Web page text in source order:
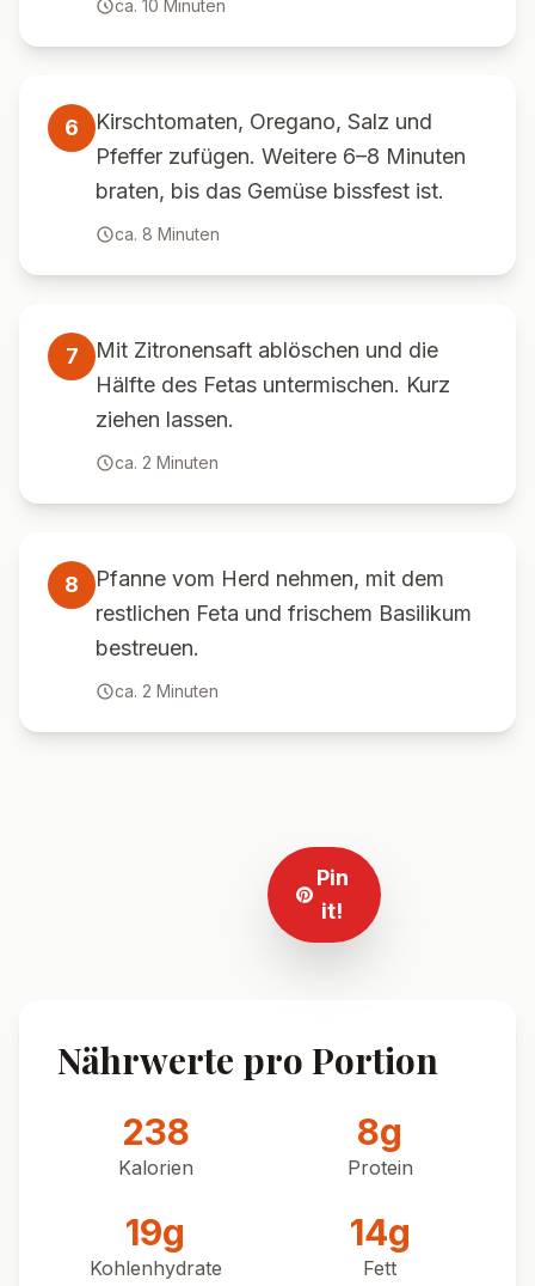
ca. 10 Minuten
6
Kirschtomaten, Oregano, Salz und
Pfeffer zufügen. Weitere 6–8 Minuten
braten, bis das Gemüse bissfest ist.
ca. 8 Minuten
7
Mit Zitronensaft ablöschen und die
Hälfte des Fetas untermischen. Kurz
ziehen lassen.
ca. 2 Minuten
8
Pfanne vom Herd nehmen, mit dem
restlichen Feta und frischem Basilikum
bestreuen.
ca. 2 Minuten